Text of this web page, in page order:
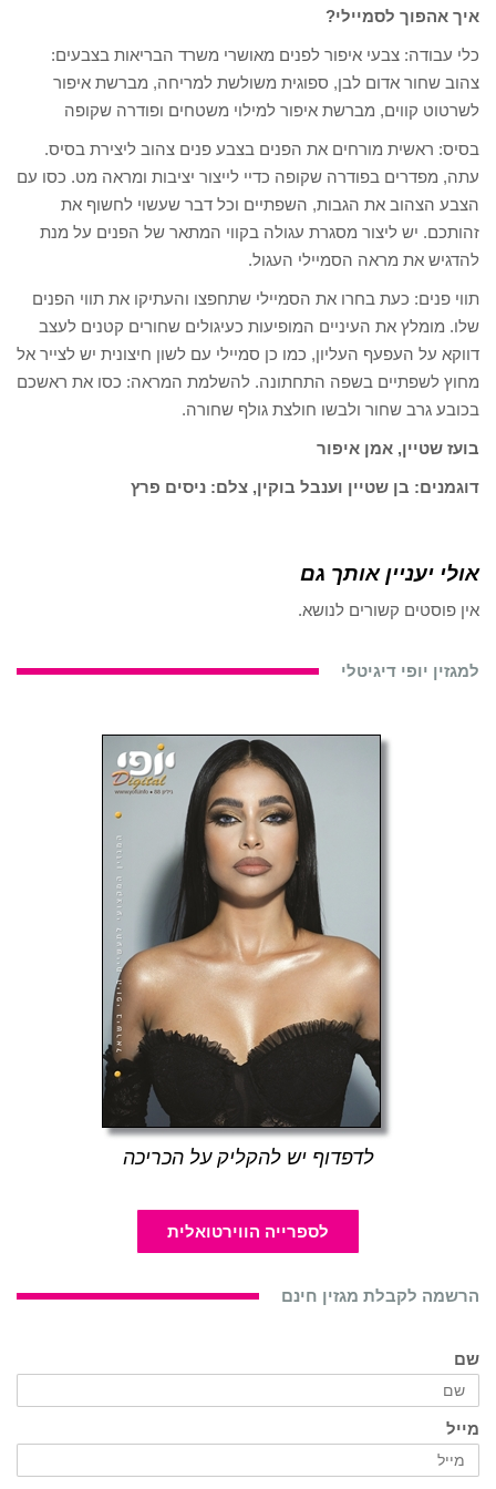
איך אהפוך לסמיילי?
כלי עבודה: צבעי איפור לפנים מאושרי משרד הבריאות בצבעים:
צהוב שחור אדום לבן, ספוגית משולשת למריחה, מברשת איפור
לשרטוט קווים, מברשת איפור למילוי משטחים ופודרה שקופה
בסיס: ראשית מורחים את הפנים בצבע פנים צהוב ליצירת בסיס.
עתה, מפדרים בפודרה שקופה כדיי לייצור יציבות ומראה מט. כסו עם
הצבע הצהוב את הגבות, השפתיים וכל דבר שעשוי לחשוף את
זהותכם. יש ליצור מסגרת עגולה בקווי המתאר של הפנים על מנת
להדגיש את מראה הסמיילי העגול.
תווי פנים: כעת בחרו את הסמיילי שתחפצו והעתיקו את תווי הפנים
שלו. מומלץ את העיניים המופיעות כעיגולים שחורים קטנים לעצב
דווקא על העפעף העליון, כמו כן סמיילי עם לשון חיצונית יש לצייר אל
מחוץ לשפתיים בשפה התחתונה. להשלמת המראה: כסו את ראשכם
בכובע גרב שחור ולבשו חולצת גולף שחורה.
בועז שטיין, אמן איפור
דוגמנים: בן שטיין וענבל בוקין, צלם: ניסים פרץ
אולי יעניין אותך גם
אין פוסטים קשורים לנושא.
למגזין יופי דיגיטלי
לדפדוף יש להקליק על הכריכה
לספרייה הווירטואלית
הרשמה לקבלת מגזין חינם
שם
מייל